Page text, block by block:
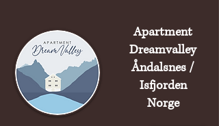
Apartment
Dreamvalley
Åndalsnes /
Isfjorden
Norge